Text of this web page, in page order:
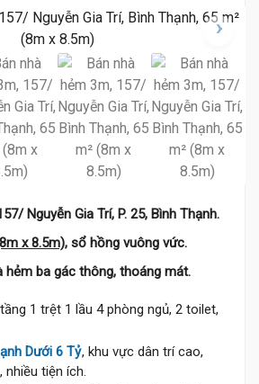
Nguyễn Gia Trí, P. 25, Bình Thạnh.
x 8.5m), sổ hồng vuông vức.
ba gác thông, thoáng mát.
1 trệt 1 lầu 4 phòng ngủ, 2 toilet,
Dưới 6 Tỷ, khu vực dân trí cao,
nhiều tiện ích.